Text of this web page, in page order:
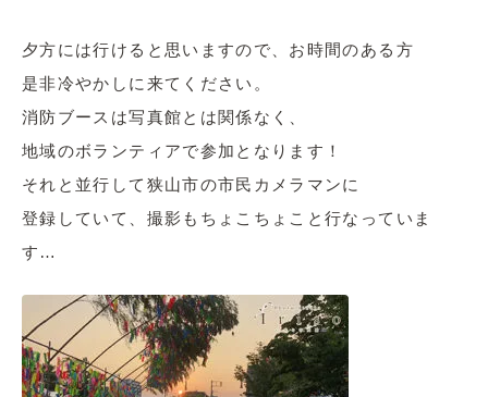
夕方には行けると思いますので、お時間のある方
是非冷やかしに来てください。
消防ブースは写真館とは関係なく、
地域のボランティアで参加となります！
それと並行して狭山市の市民カメラマンに
登録していて、撮影もちょこちょこと行なっていま
す…